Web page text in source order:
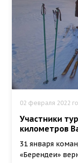
02 февраля 2022
Участники
километров
31 января
«Берендеи»